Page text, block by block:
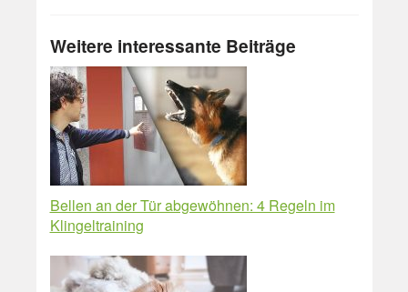
Weitere interessante Beiträge
Bellen an der Tür abgewöhnen: 4 Regeln im
Klingeltraining